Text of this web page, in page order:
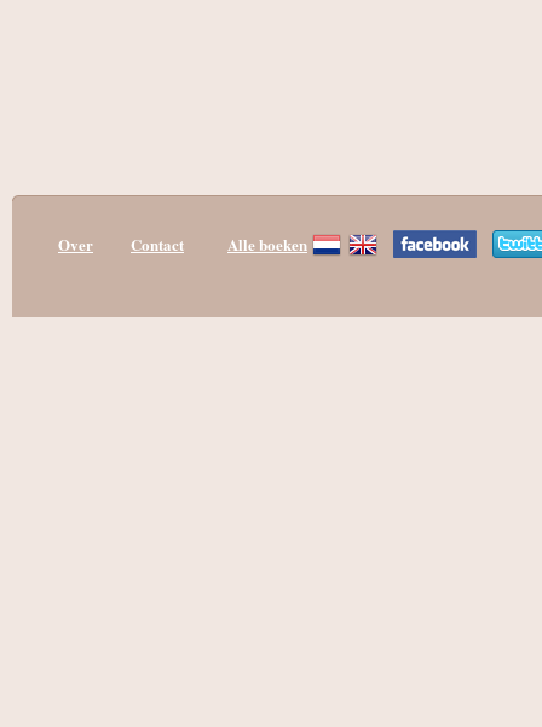
Over Contact Alle boeken